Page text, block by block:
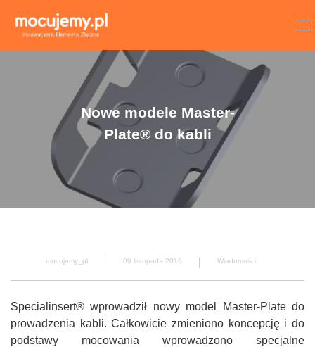
Nowe modele Master-
Plate® do kabli
mocujemy_pl 09 listopada 2018 Wiadomości
Specialinsert® wprowadził nowy model Master-Plate do
prowadzenia kabli. Całkowicie zmieniono koncepcję i do
podstawy mocowania wprowadzono specjalne